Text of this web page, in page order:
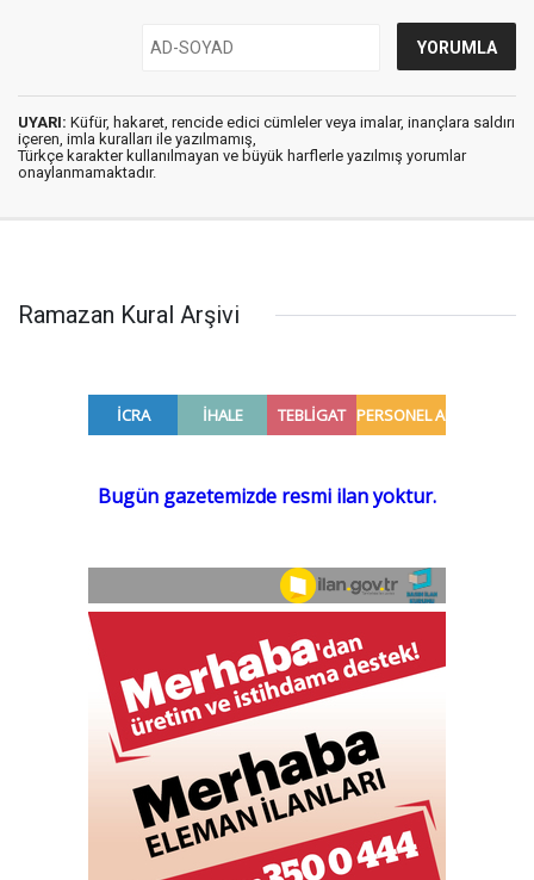
UYARI: Küfür, hakaret, rencide edici cümleler veya imalar, inançlara saldırı
içeren, imla kuralları ile yazılmamış,
Türkçe karakter kullanılmayan ve büyük harflerle yazılmış yorumlar
onaylanmamaktadır.
Ramazan Kural Arşivi